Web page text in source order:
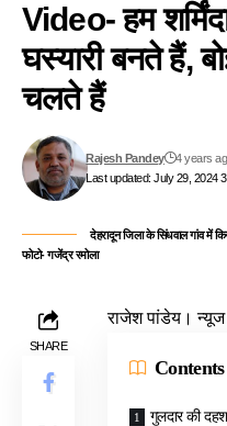
Video- हम
घस्यारी बनते हैं,
चलते हैं
Last updated: July 29, 2024
Rajesh Pandey 4 years
देहरादून जिला के सिंधवाल गांव में
फोटो- गजेंद्र रमोला
SHARE
राजेश पांडेय। न्यूज
Contents
गुलदार की